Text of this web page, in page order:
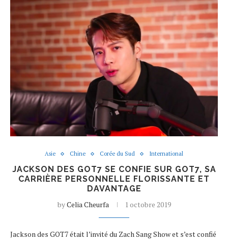
Asie Chine Corée du Sud International
JACKSON DES GOT7 SE CONFIE SUR GOT7, SA
CARRIÈRE PERSONNELLE FLORISSANTE ET
DAVANTAGE
byCelia Cheurfa 1 octobre 2019
Jackson des GOT7 était l’invité du Zach Sang Show et s’est confié